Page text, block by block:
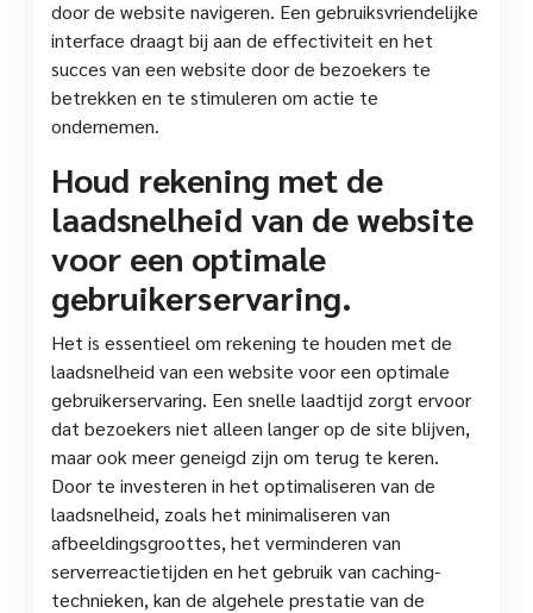
door de website navigeren. Een gebruiksvriendelijke
interface draagt bij aan de effectiviteit en het
succes van een website door de bezoekers te
betrekken en te stimuleren om actie te
ondernemen.
Houd rekening met de
laadsnelheid van de website
voor een optimale
gebruikerservaring.
Het is essentieel om rekening te houden met de
laadsnelheid van een website voor een optimale
gebruikerservaring. Een snelle laadtijd zorgt ervoor
dat bezoekers niet alleen langer op de site blijven,
maar ook meer geneigd zijn om terug te keren.
Door te investeren in het optimaliseren van de
laadsnelheid, zoals het minimaliseren van
afbeeldingsgroottes, het verminderen van
serverreactietijden en het gebruik van caching-
technieken, kan de algehele prestatie van de